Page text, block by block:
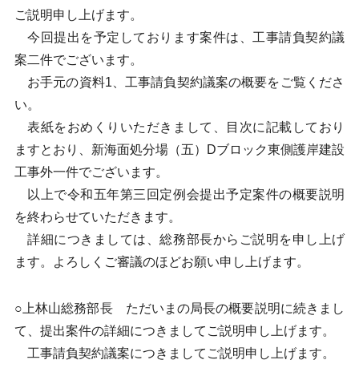
ご説明申し上げます。
今回提出を予定しております案件は、工事請負契約議
案二件でございます。
お手元の資料1、工事請負契約議案の概要をご覧くださ
い。
表紙をおめくりいただきまして、目次に記載しており
ますとおり、新海面処分場（五）Dブロック東側護岸建設
工事外一件でございます。
以上で令和五年第三回定例会提出予定案件の概要説明
を終わらせていただきます。
詳細につきましては、総務部長からご説明を申し上げ
ます。よろしくご審議のほどお願い申し上げます。
○上林山総務部長 ただいまの局長の概要説明に続きまし
て、提出案件の詳細につきましてご説明申し上げます。
工事請負契約議案につきましてご説明申し上げます。